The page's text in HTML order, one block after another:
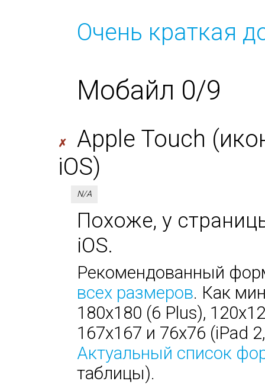
Очень краткая
Мобайл 0/9
✗
Apple Touch
iOS)
N/A
Похоже, у
iOS.
Рекомендованный
всех размеров. Как
180х180 (6 Plus),
167х167 и 76х76 (iPad
Актуальный список
таблицы).